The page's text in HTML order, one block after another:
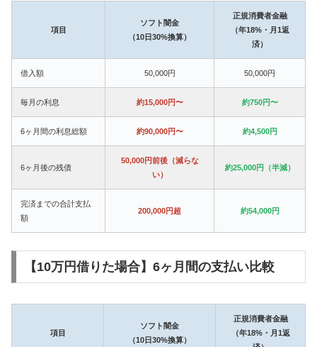
項目
ソフト闇金
（10日30%換算）
正規消費者金融
（年18%・月1返
済）
借入額 50,000円 50,000円
毎月の利息 約15,000円〜 約750円〜
6ヶ月間の利息総額 約90,000円〜 約4,500円
6ヶ月後の残債
50,000円前後（減らな
い）
約25,000円（半減）
完済までの合計支払
額
200,000円超 約54,000円
【10万円借りた場合】6ヶ月間の支払い比較
項目
ソフト闇金
（10日30%換算）
正規消費者金融
（年18%・月1返